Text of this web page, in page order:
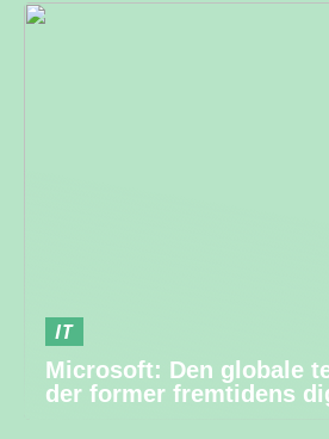
IT
Microsoft: Den globale
der former fremtidens